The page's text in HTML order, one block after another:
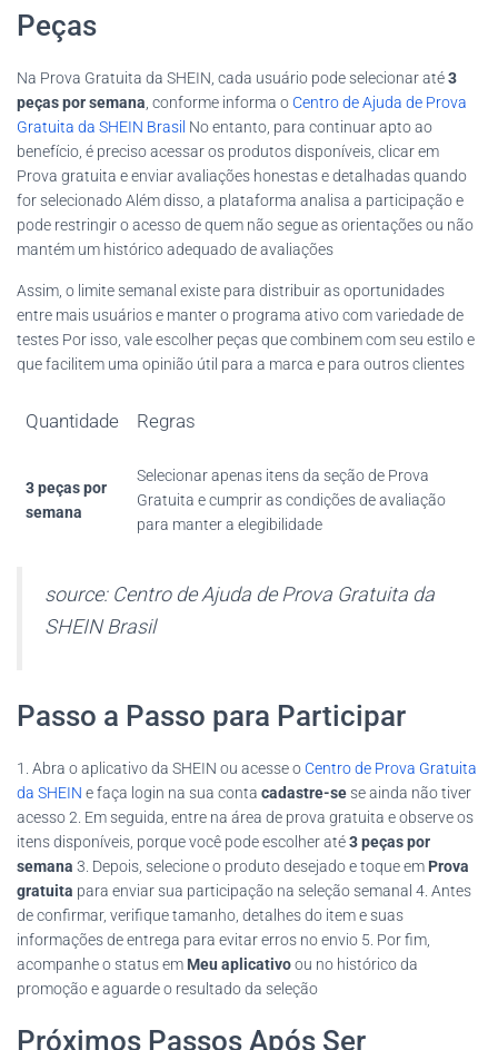
Peças
Na Prova Gratuita da SHEIN, cada usuário pode selecionar até3
peças por semana , conforme informa o Centro de Ajuda de Prova
Gratuita da SHEIN Brasil No entanto, para continuar apto ao
benefício, é preciso acessar os produtos disponíveis, clicar em
Prova gratuita e enviar avaliações honestas e detalhadas quando
for selecionado Além disso, a plataforma analisa a participação e
pode restringir o acesso de quem não segue as orientações ou não
mantém um histórico adequado de avaliações
Assim, o limite semanal existe para distribuir as oportunidades
entre mais usuários e manter o programa ativo com variedade de
testes Por isso, vale escolher peças que combinem com seu estilo e
que facilitem uma opinião útil para a marca e para outros clientes
Quantidade Regras
3 peças por
semana
Selecionar apenas itens da seção de Prova
Gratuita e cumprir as condições de avaliação
para manter a elegibilidade
source: Centro de Ajuda de Prova Gratuita da
SHEIN Brasil
Passo a Passo para Participar
1. Abra o aplicativo da SHEIN ou acesse o Centro de Prova Gratuita
da SHEIN e faça login na sua conta cadastre-sese ainda não tiver
acesso 2. Em seguida, entre na área de prova gratuita e observe os
itens disponíveis, porque você pode escolher até3 peças por
semana 3. Depois, selecione o produto desejado e toque em Prova
gratuita para enviar sua participação na seleção semanal 4. Antes
de confirmar, verifique tamanho, detalhes do item e suas
informações de entrega para evitar erros no envio 5. Por fim,
acompanhe o status em Meu aplicativoou no histórico da
promoção e aguarde o resultado da seleção
Próximos Passos Após Ser